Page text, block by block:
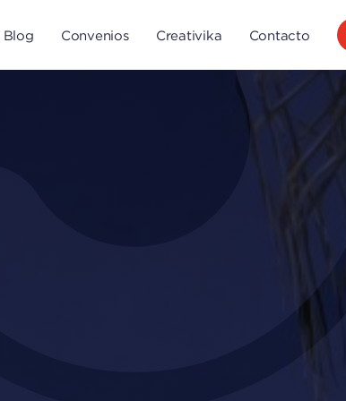
Blog Convenios Creativika Contacto